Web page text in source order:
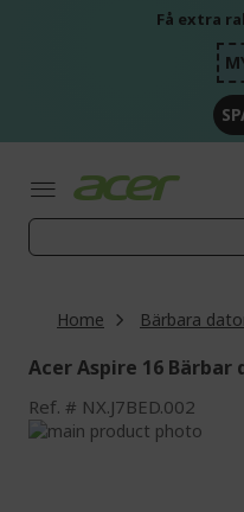
Få extra
Home Bärbara
Acer Aspire 16 Bärbar
Ref. NX.J7BED.002
Skip